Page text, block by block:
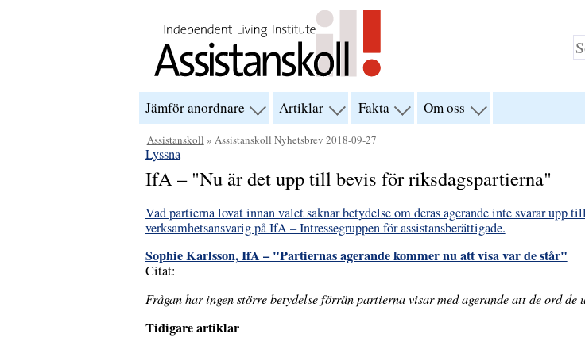
Jämför anordnare
visa
menyn
för
Artiklar visa
menyn
för
Fakta visa
menyn
Om oss
visa
menyn
Assistanskoll » Assistanskoll Nyhetsbrev 2018-09-27
Lyssna
IfA – "Nu är det upp till bevis för riksdagspartierna"
Vad partierna lovat innan valet saknar betydelse om deras agerande inte svarar upp
verksamhetsansvarig på IfA – Intressegruppen för assistansberättigade.
Sophie Karlsson, IfA – "Partiernas agerande kommer nu att visa var de står"
Citat:
Frågan har ingen större betydelse förrän partierna visar med agerande att de ord
Tidigare artiklar